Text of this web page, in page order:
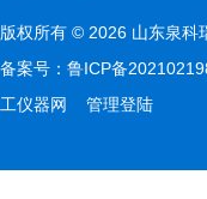
版权所有 © 2026 山东泉
备案号： 鲁ICP备
工仪器网
管理登陆